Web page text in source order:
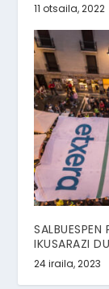
11 otsaila, 2022
IKUSARAZI
24 iraila, 2023